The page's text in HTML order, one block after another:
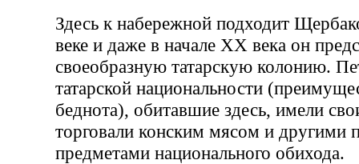
Здесь к набережной подходит
веке и даже в начале XX века он
своеобразную татарскую колонию.
татарской национальности
беднота), обитавшие здесь, имели
торговали конским мясом и другими
предметами национального обихода.